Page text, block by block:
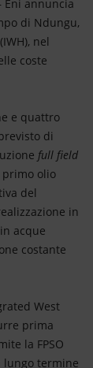
Eni annuncia
di Ndungu,
nel
coste
e quattro
di
full field
primo olio
del
in
in acque
costante
West
prima
la FPSO
lungo termine